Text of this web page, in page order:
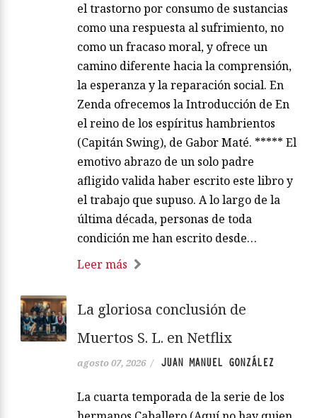
el trastorno por consumo de sustancias
como una respuesta al sufrimiento, no
como un fracaso moral, y ofrece un
camino diferente hacia la comprensión,
la esperanza y la reparación social. En
Zenda ofrecemos la Introducción de En
el reino de los espíritus hambrientos
(Capitán Swing), de Gabor Maté. ***** El
emotivo abrazo de un solo padre
afligido valida haber escrito este libro y
el trabajo que supuso. A lo largo de la
última década, personas de toda
condición me han escrito desde…
Leer más
La gloriosa conclusión de
Muertos S. L. en Netflix
agosto 07, 2026 / JUAN MANUEL GONZÁLEZ
La cuarta temporada de la serie de los